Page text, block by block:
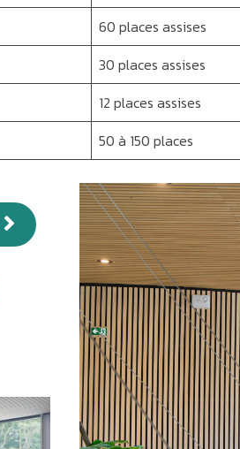
60 places assises
30 places assises
12 places assises
50 à 150 places